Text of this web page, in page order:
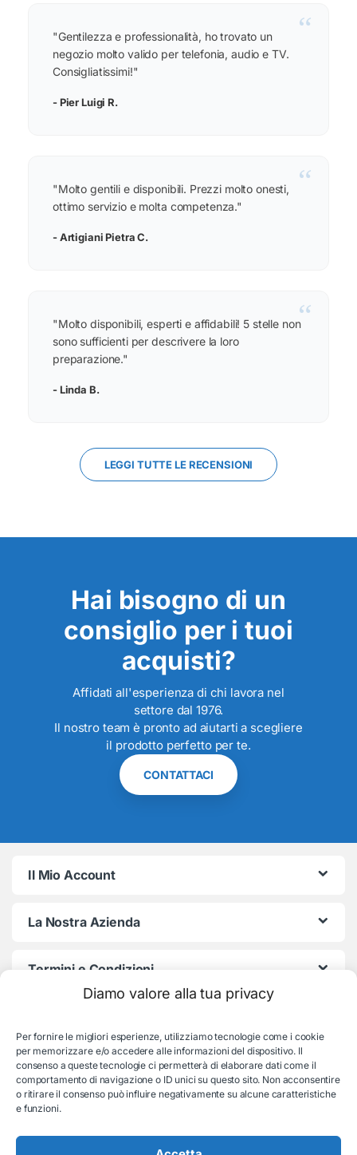
Diamo valore alla tua privacy
Per fornire le migliori esperienze, utilizziamo tecnologie come i cookie
per memorizzare e/o accedere alle informazioni del dispositivo. Il
consenso a queste tecnologie ci permetterà di elaborare dati come il
comportamento di navigazione o ID unici su questo sito. Non acconsentire
o ritirare il consenso può influire negativamente su alcune caratteristiche
e funzioni.
“
"Gentilezza e professionalità, ho trovato un
negozio molto valido per telefonia, audio e TV.
Consigliatissimi!"
- Pier Luigi R.
“
"Molto gentili e disponibili. Prezzi molto onesti,
ottimo servizio e molta competenza."
- Artigiani Pietra C.
“
"Molto disponibili, esperti e affidabili! 5 stelle non
sono sufficienti per descrivere la loro
preparazione."
- Linda B.
LEGGI TUTTE LE RECENSIONI
Hai bisogno di un
consiglio per i tuoi
acquisti?
Affidati all'esperienza di chi lavora nel
settore dal 1976.
Il nostro team è pronto ad aiutarti a scegliere
il prodotto perfetto per te.
CONTATTACI
Il Mio Account
La Nostra Azienda
Termini e Condizioni
Consulenza e supporto: